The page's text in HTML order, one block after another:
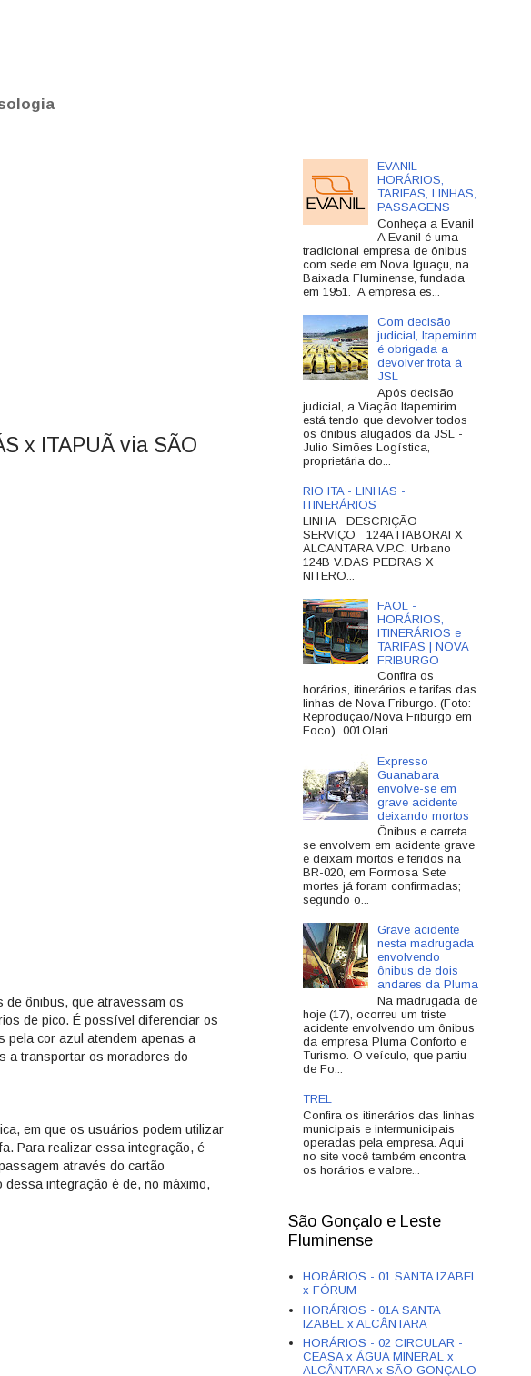
x ITAPUÃ via SÃO
de ônibus, que atravessam os
de pico. É possível diferenciar os
pela cor azul atendem apenas a
a transportar os moradores do
em que os usuários podem utilizar
Para realizar essa integração, é
através do cartão
integração é de, no máximo,
EVANIL -
HORÁRIOS,
TARIFAS, LINHAS,
PASSAGENS
Conheça a Evanil
A Evanil é uma
tradicional empresa de ônibus
com sede em Nova Iguaçu, na
Baixada Fluminense, fundada
em 1951. A empresa es...
Com decisão
judicial, Itapemirim
é obrigada a
devolver frota à
JSL
Após decisão
judicial, a Viação Itapemirim
está tendo que devolver todos
os ônibus alugados da JSL -
Julio Simões Logística,
proprietária do...
RIO ITA - LINHAS -
ITINERÁRIOS
LINHA DESCRIÇÃO
SERVIÇO 124A ITABORAI X
ALCANTARA V.P.C. Urbano
124B V.DAS PEDRAS X
NITERO...
FAOL -
HORÁRIOS,
ITINERÁRIOS e
TARIFAS | NOVA
FRIBURGO
Confira os
horários, itinerários e tarifas das
linhas de Nova Friburgo. (Foto:
Reprodução/Nova Friburgo em
Foco) 001Olari...
Expresso
Guanabara
envolve-se em
grave acidente
deixando mortos
Ônibus e carreta
se envolvem em acidente grave
e deixam mortos e feridos na
BR-020, em Formosa Sete
mortes já foram confirmadas;
segundo o...
Grave acidente
nesta madrugada
envolvendo
ônibus de dois
andares da Pluma
Na madrugada de
hoje (17), ocorreu um triste
acidente envolvendo um ônibus
da empresa Pluma Conforto e
Turismo. O veículo, que partiu
de Fo...
TREL
Confira os itinerários das linhas
municipais e intermunicipais
operadas pela empresa. Aqui
no site você também encontra
os horários e valore...
São Gonçalo e Leste
Fluminense
HORÁRIOS - 01 SANTA IZABEL
x FÓRUM
HORÁRIOS - 01A SANTA
IZABEL x ALCÂNTARA
HORÁRIOS - 02 CIRCULAR -
CEASA x ÁGUA MINERAL x
ALCÂNTARA x SÃO GONÇALO